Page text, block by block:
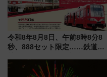
令和8年8月8日、午前8時8分8
秒、888セット限定……鉄道各
たち